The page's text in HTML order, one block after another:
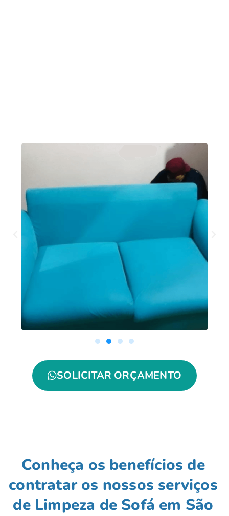
SOLICITAR ORÇAMENTO
Conheça os benefícios de
contratar os nossos serviços
de Limpeza de Sofá em São